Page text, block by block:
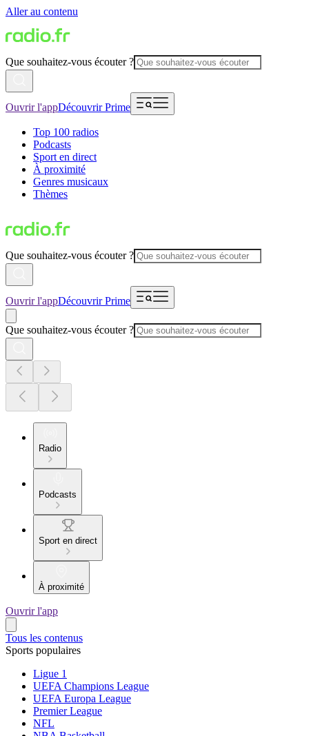
Aller au contenu
Que souhaitez-vous écouter ?
Ouvrir l'appDécouvrir Prime
Top 100 radios
Podcasts
Sport en direct
À proximité
Genres musicaux
Thèmes
Que souhaitez-vous écouter ?
Ouvrir l'appDécouvrir Prime
Que souhaitez-vous écouter ?
Radio
Podcasts
Sport en direct
À proximité
Ouvrir l'app
Tous les contenus
Sports populaires
Ligue 1
UEFA Champions League
UEFA Europa League
Premier League
NFL